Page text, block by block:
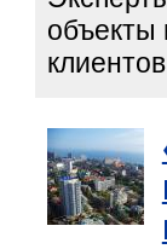
объекты